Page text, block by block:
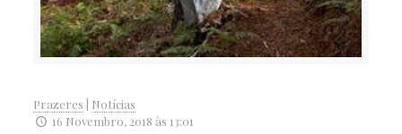
Prazeres
Notícias
16 Novembro, 2018 às 13:01